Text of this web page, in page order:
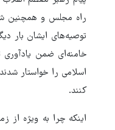
راه مجلس و همچنین
توصیه‌های ایشان بار
خامنه‌ای ضمن
اسلامی را خواستار
کنند.